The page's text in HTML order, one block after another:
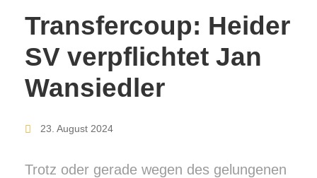
Transfercoup: Heider
SV verpflichtet Jan
Wansiedler
23. August 2024
Trotz oder gerade wegen des gelungenen